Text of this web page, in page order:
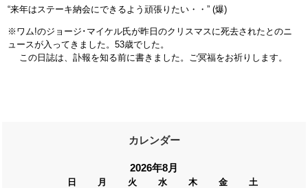
カレンダー
2026年8月
日 月 火 水 木 金 土
“来年はステーキ納会にできるよう頑張りたい・・” (爆)
※ワム!のジョージ･マイケル氏が昨日のクリスマスに死去されたとのニ
ュースが入ってきました。53歳でした。
この日誌は、訃報を知る前に書きました。ご冥福をお祈りします。